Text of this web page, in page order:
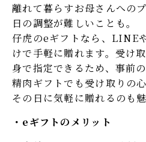
離れて暮らすお母さんへの
日の調整が難しいことも。
仔虎のeギフトなら、LINE
けで手軽に贈れます。受け
身で指定できるため、事前
精肉ギフトでも受け取りの
その日に気軽に贈れるのも魅
eギフトのメリット